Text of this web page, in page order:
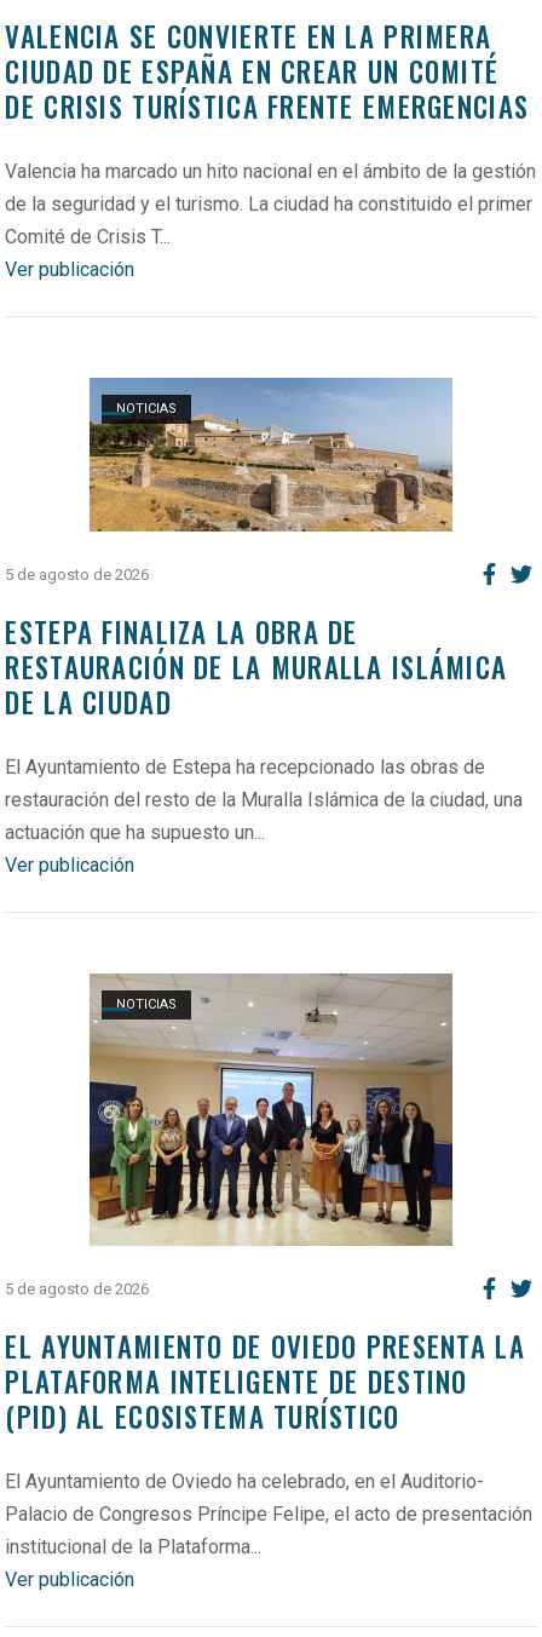
VALENCIA SE CONVIERTE EN LA PRIMERA
CIUDAD DE ESPAÑA EN CREAR UN COMITÉ
DE CRISIS TURÍSTICA FRENTE EMERGENCIAS
Valencia ha marcado un hito nacional en el ámbito de la gestión
de la seguridad y el turismo. La ciudad ha constituido el primer
Comité de Crisis T...
Ver publicación
NOTICIAS
Open post
5 de agosto de 2026
ESTEPA FINALIZA LA OBRA DE
RESTAURACIÓN DE LA MURALLA ISLÁMICA
DE LA CIUDAD
El Ayuntamiento de Estepa ha recepcionado las obras de
restauración del resto de la Muralla Islámica de la ciudad, una
actuación que ha supuesto un...
Ver publicación
NOTICIAS
Open post
5 de agosto de 2026
EL AYUNTAMIENTO DE OVIEDO PRESENTA LA
PLATAFORMA INTELIGENTE DE DESTINO
(PID) AL ECOSISTEMA TURÍSTICO
El Ayuntamiento de Oviedo ha celebrado, en el Auditorio-
Palacio de Congresos Príncipe Felipe, el acto de presentación
institucional de la Plataforma...
Ver publicación